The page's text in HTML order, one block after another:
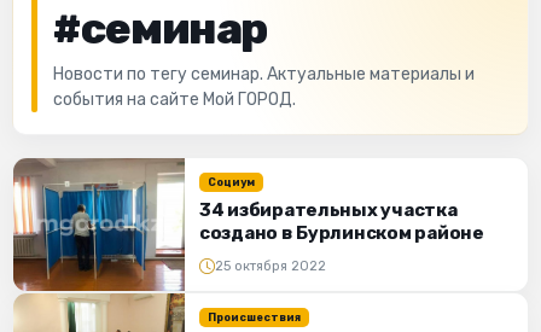
#семинар
Новости по тегу семинар. Актуальные материалы и
события на сайте Мой ГОРОД.
Социум
34 избирательных участка
создано в Бурлинском районе
25 октября 2022
Происшествия